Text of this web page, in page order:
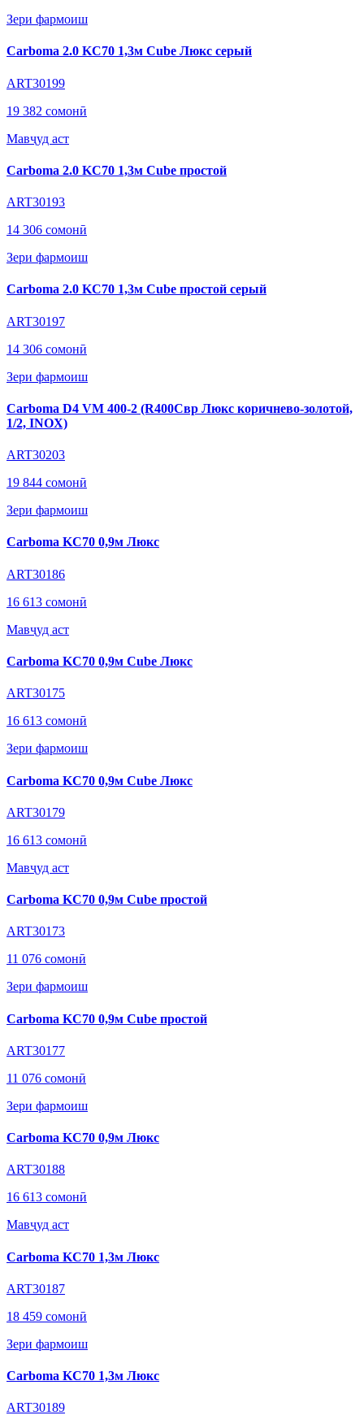
Зери фармоиш
Carboma 2.0 KC70 1,3м Cube Люкс серый
ART30199
19 382 сомонӣ
Мавҷуд аст
Carboma 2.0 KC70 1,3м Cube простой
ART30193
14 306 сомонӣ
Зери фармоиш
Carboma 2.0 KC70 1,3м Cube простой серый
ART30197
14 306 сомонӣ
Зери фармоиш
Carboma D4 VM 400-2 (R400Cвр Люкс коричнево-золотой,
1/2, INOX)
ART30203
19 844 сомонӣ
Зери фармоиш
Carboma KC70 0,9м Люкс
ART30186
16 613 сомонӣ
Мавҷуд аст
Carboma KC70 0,9м Cube Люкс
ART30175
16 613 сомонӣ
Зери фармоиш
Carboma KC70 0,9м Cube Люкс
ART30179
16 613 сомонӣ
Мавҷуд аст
Carboma KC70 0,9м Cube простой
ART30173
11 076 сомонӣ
Зери фармоиш
Carboma KC70 0,9м Cube простой
ART30177
11 076 сомонӣ
Зери фармоиш
Carboma KC70 0,9м Люкс
ART30188
16 613 сомонӣ
Мавҷуд аст
Carboma KC70 1,3м Люкс
ART30187
18 459 сомонӣ
Зери фармоиш
Carboma KC70 1,3м Люкс
ART30189